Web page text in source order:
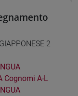
2
Cognomi A-L